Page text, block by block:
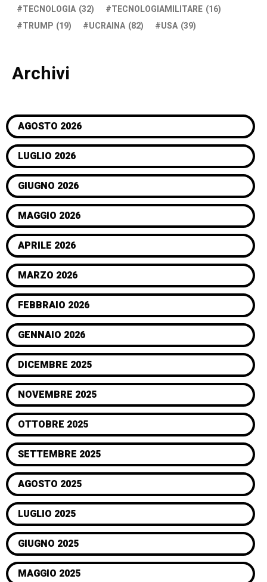
TECNOLOGIA (32) TECNOLOGIAMILITARE (16)
TRUMP (19) UCRAINA (82) USA (39)
Archivi
AGOSTO 2026
LUGLIO 2026
GIUGNO 2026
MAGGIO 2026
APRILE 2026
MARZO 2026
FEBBRAIO 2026
GENNAIO 2026
DICEMBRE 2025
NOVEMBRE 2025
OTTOBRE 2025
SETTEMBRE 2025
AGOSTO 2025
LUGLIO 2025
GIUGNO 2025
MAGGIO 2025